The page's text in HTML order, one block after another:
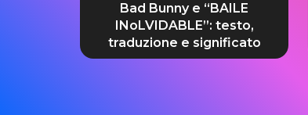
Bad Bunny e “BAILE
INoLVIDABLE”: testo,
traduzione e significato